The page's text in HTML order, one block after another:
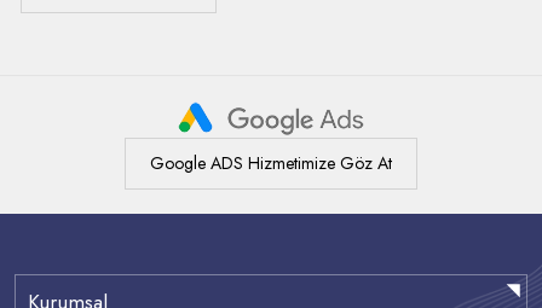
Google ADS Hizmetimize Göz At
Kurumsal